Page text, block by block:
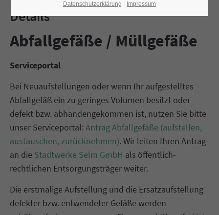
Details
Abfallgefäße / Müllgefäße
Serviceportal
Bei Neuaufstellungen oder wenn Ihr aufgestelltes
Abfallgefäß ein zu geringes Volumen besitzt oder
defekt bzw. abhandengekommen ist, nutzen Sie bitte
unser Serviceportal: Antrag Abfallgefäße (aufstellen,
austauschen, zurücknehmen). Wir leiten Ihren Antrag
an die Stadtwerke Selm GmbH als öffentlich-
rechtlichen Entsorgungsträger weiter.
Die erstmalige Aufstellung und die Ersatzaufstellung
defekter bzw. entwendeter Gefäße werden
Datenschutzerklärung Impressum